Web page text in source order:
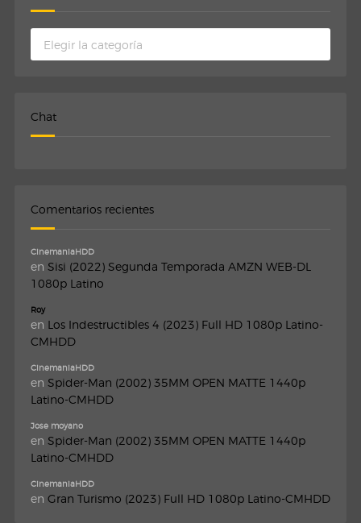
Categorias
Chat
Comentarios recientes
CinemaniaHDD
en Sisi (2022) Segunda Temporada AMZN WEB-DL
1080p Latino
Roy
en Los Indestructibles 4 (2023) Full HD 1080p Latino-
CMHDD
CinemaniaHDD
en Spider-Man (2002) 35MM OPEN MATTE 1440p
Latino-CMHDD
Jose moyano
en Spider-Man (2002) 35MM OPEN MATTE 1440p
Latino-CMHDD
CinemaniaHDD
en Gran Turismo (2023) Full HD 1080p Latino-CMHDD